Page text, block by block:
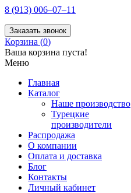
8 (913) 006–07–11
Заказать звонок
Корзина (0)
Ваша корзина пуста!
Меню
Главная
Каталог
Наше производство
Турецкие
производители
Распродажа
О компании
Оплата и доставка
Блог
Контакты
Личный кабинет